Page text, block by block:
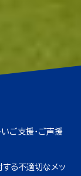
ご支援・ご声援
する不適切なメッ